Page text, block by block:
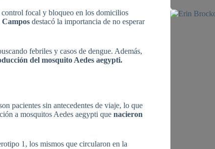
focal y bloqueo en los domicilios
destacó la importancia de no esperar
febriles y casos de dengue. Además,
del mosquito Aedes aegypti.
pacientes sin antecedentes de viaje, lo que
a mosquitos Aedes aegypti que nacieron
1, los mismos que circularon en la